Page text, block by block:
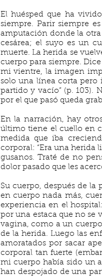
El huésped que ha
siempre. Parir siempre
amputación donde la
cesárea; el suyo es un
muerte. La herida se
cuerpo para siempre.
mi vientre, la imagen
solo una línea corta pero
partido y vacío” (p. 103).
por el que pasó queda
En la narración, hay
último tiene el cuello en
medida que iba
corporal: “Era una herida
gusanos. Traté de no
dolor pasado que les
Su cuerpo, después de
en cuerpo nada más,
experiencia en el
por una estaca que no se
vagina, como a un
de la herida. Luego las
amoratados por sacar
corporal tan fuerte
mi cuerpo había sido un
han despojado de una